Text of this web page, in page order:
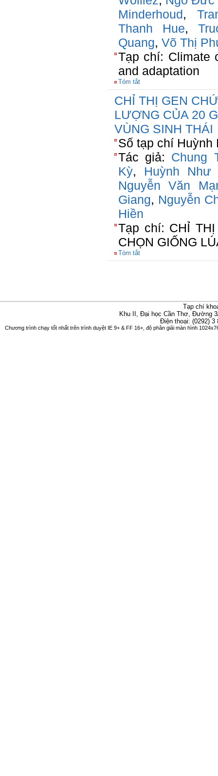
Minderhoud,
Thanh Hue,
Quang, Võ Thị
Tạp chí: Climate
and adaptation
Tóm tắt
CHỈ THỊ GEN
LƯỢNG CỦA 20
VÙNG SINH THÁI
Số tạp chí Huỳnh
Tác giả: Chung
Kỳ, Huỳnh Như
Nguyễn Văn
Giang, Nguyễn
Hiền
Tạp chí: CHỈ
CHỌN GIỐNG
Tóm tắt
Tạp chí
Khu II, Đại học Cần Thơ, Đường
Điện thoại: (0292)
Chương trình chạy tốt nhất trên trình duyệt IE 9+ & FF 16+, độ phân giải màn hình